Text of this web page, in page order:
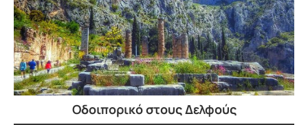
Οδοιπορικό στους Δελφούς